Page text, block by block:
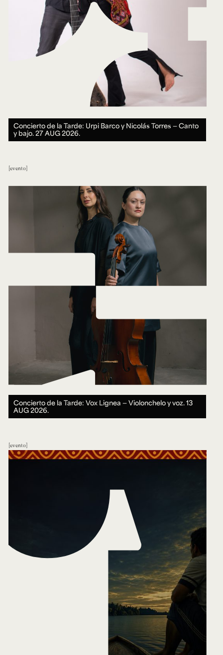
Concierto de la Tarde: Urpi Barco y Nicolás Torres — Canto
y bajo.27 AUG 2026.
evento
Concierto de la Tarde: Vox Lignea — Violonchelo y voz.13
AUG 2026.
evento